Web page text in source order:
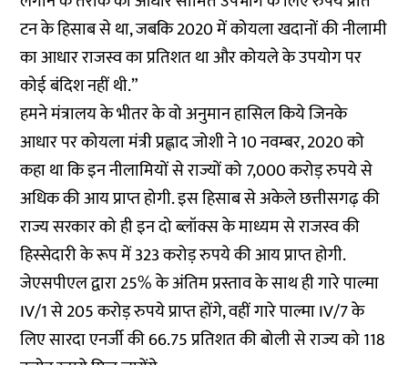
टन के हिसाब से था, जबकि 2020 में कोयला खदानों की नीलामी
का आधार राजस्व का प्रतिशत था और कोयले के उपयोग पर
कोई बंदिश नहीं थी.”
हमने मंत्रालय के भीतर के वो अनुमान हासिल किये जिनके
आधार पर कोयला मंत्री प्रह्लाद जोशी ने 10 नवम्बर, 2020 को
कहा था कि इन नीलामियों से राज्यों को 7,000 करोड़ रुपये से
अधिक की आय प्राप्त होगी. इस हिसाब से अकेले छत्तीसगढ़ की
राज्य सरकार को ही इन दो ब्लॉक्स के माध्यम से राजस्व की
हिस्सेदारी के रूप में 323 करोड़ रुपये की आय प्राप्त होगी.
जेएसपीएल द्वारा 25% के अंतिम प्रस्ताव के साथ ही गारे पाल्मा
IV/1 से 205 करोड़ रुपये प्राप्त होंगे, वहीं गारे पाल्मा IV/7 के
लिए सारदा एनर्जी की 66.75 प्रतिशत की बोली से राज्य को 118